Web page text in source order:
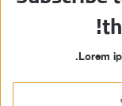
Lorem